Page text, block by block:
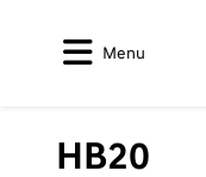
Menu
HB20